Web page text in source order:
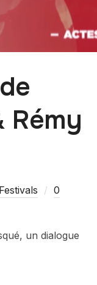
Rémy
0
un dialogue